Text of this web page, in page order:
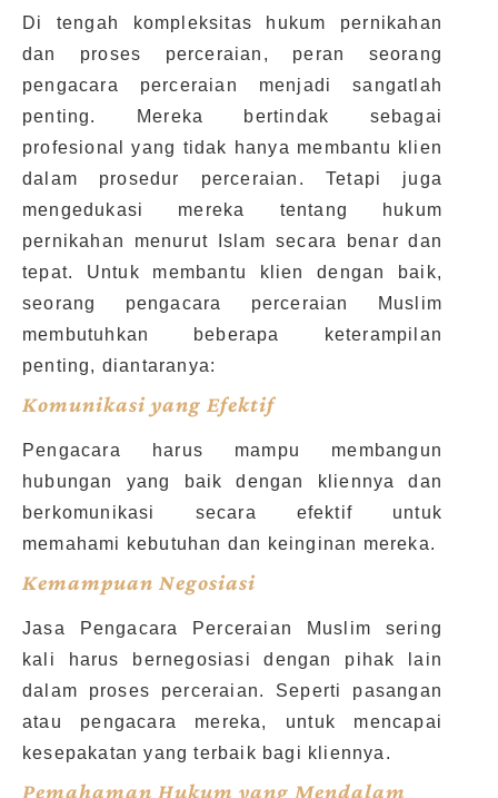
Di tengah kompleksitas hukum pernikahan
dan proses perceraian, peran seorang
pengacara perceraian menjadi sangatlah
penting. Mereka bertindak sebagai
profesional yang tidak hanya membantu klien
dalam prosedur perceraian. Tetapi juga
mengedukasi mereka tentang hukum
pernikahan menurut Islam secara benar dan
tepat. Untuk membantu klien dengan baik,
seorang pengacara perceraian Muslim
membutuhkan beberapa keterampilan
penting, diantaranya:
Komunikasi yang Efektif
Pengacara harus mampu membangun
hubungan yang baik dengan kliennya dan
berkomunikasi secara efektif untuk
memahami kebutuhan dan keinginan mereka.
Kemampuan Negosiasi
Jasa Pengacara Perceraian Muslim sering
kali harus bernegosiasi dengan pihak lain
dalam proses perceraian. Seperti pasangan
atau pengacara mereka, untuk mencapai
kesepakatan yang terbaik bagi kliennya.
Pemahaman Hukum yang Mendalam